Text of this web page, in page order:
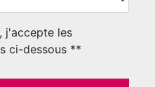
j'accepte les
ci-dessous **